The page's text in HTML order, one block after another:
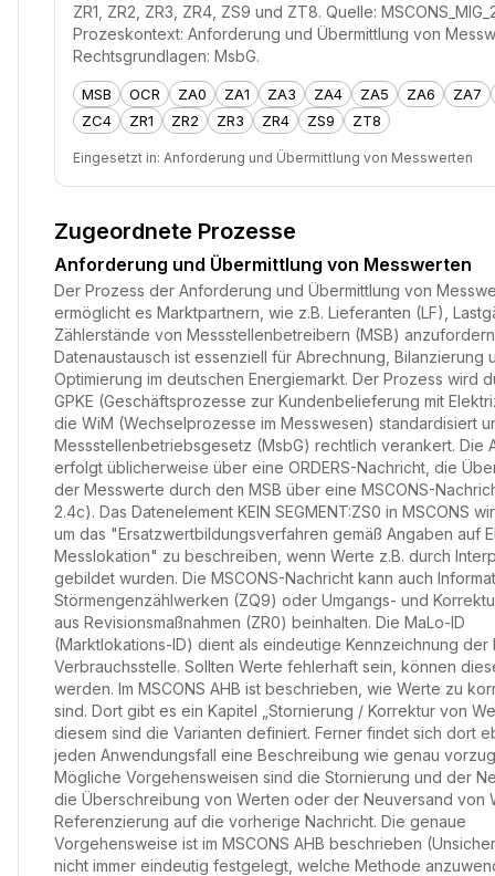
ZR1, ZR2, ZR3, ZR4, ZS9 und ZT8. Quelle:
Prozeskontext: Anforderung und Übermittlung von
Rechtsgrundlagen: MsbG.
MSB OCR ZA0 ZA1 ZA3 ZA4 ZA5 ZA6
ZA7
ZC4
ZR1 ZR2 ZR3 ZR4 ZS9 ZT8
Eingesetzt in: Anforderung und Übermittlung von Messwerten
Zugeordnete Prozesse
Anforderung und Übermittlung von Messwerten
Der Prozess der Anforderung und Übermittlung von
ermöglicht es Marktpartnern, wie z.B. Lieferanten (LF),
Zählerstände von Messstellenbetreibern (MSB)
Datenaustausch ist essenziell für Abrechnung, Bilanzierung
Optimierung im deutschen Energiemarkt. Der Prozess wird
GPKE (Geschäftsprozesse zur Kundenbelieferung mit
die WiM (Wechselprozesse im Messwesen) standardisiert
Messstellenbetriebsgesetz (MsbG) rechtlich verankert. Die
erfolgt üblicherweise über eine ORDERS-Nachricht, die
der Messwerte durch den MSB über eine MSCONS-
2.4c). Das Datenelement KEIN SEGMENT:ZS0 in MSCONS
um das "Ersatzwertbildungsverfahren gemäß Angaben auf
Messlokation" zu beschreiben, wenn Werte z.B. durch
gebildet wurden. Die MSCONS-Nachricht kann auch
Störmengenzählwerken (ZQ9) oder Umgangs- und
aus Revisionsmaßnahmen (ZR0) beinhalten. Die MaLo-ID
(Marktlokations-ID) dient als eindeutige Kennzeichnung
Verbrauchsstelle. Sollten Werte fehlerhaft sein, können
werden. Im MSCONS AHB ist beschrieben, wie Werte zu
sind. Dort gibt es ein Kapitel „Stornierung / Korrektur von
diesem sind die Varianten definiert. Ferner findet sich dort
jeden Anwendungsfall eine Beschreibung wie genau
Mögliche Vorgehensweisen sind die Stornierung und der
die Überschreibung von Werten oder der Neuversand von
Referenzierung auf die vorherige Nachricht. Die genaue
Vorgehensweise ist im MSCONS AHB beschrieben
nicht immer eindeutig festgelegt, welche Methode